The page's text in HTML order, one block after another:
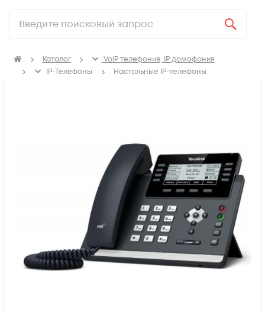
Каталог
VoIP телефония, IP домофония
IP-Телефоны
Настольные IP-телефоны